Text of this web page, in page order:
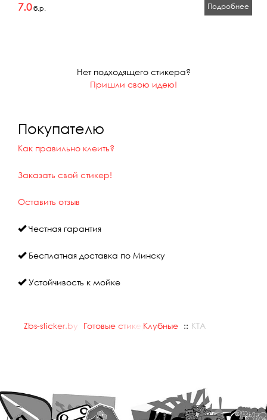
7.0б.р. Подробнее
Нет подходящего стикера?
Пришли свою идею!
Покупателю
Как правильно клеить?
Заказать свой стикер!
Оставить отзыв
Честная гарантия
Бесплатная доставка по Минску
Устойчивость к мойке
Zbs-sticker.by ::
Готовые стикеры ::
Клубные :: KTA